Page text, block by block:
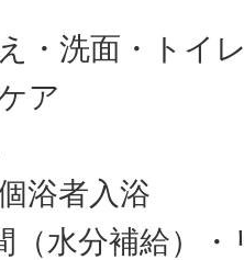
・洗面・トイ
ア
浴者入浴
（水分補給）